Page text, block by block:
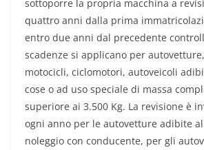
sottoporre la propria macchina a
quattro anni dalla prima
entro due anni dal precedente
scadenze si applicano per
motocicli, ciclomotori, autoveicoli
cose o ad uso speciale di massa
superiore ai 3.500 Kg. La revisione è
ogni anno per le autovetture adibite
noleggio con conducente, per gli